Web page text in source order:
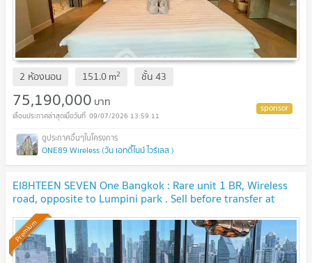
2 ห้องนอน 151.0m2 ชั้น43
75,190,000 บาท
09/07/2026 13:59:11
ONE89 Wireless (วัน เอทตี้ไนน์ ไวร์เลส )
EI8HTEEN SEVEN One Bangkok : Rare unit 1 BR, Wireless
road, opposite to Lumpini park . Sell before transfer at
original contract price. 🔥 BEST DEAL🔥
Premium